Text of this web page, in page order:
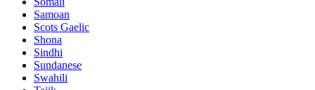
Samoan
Scots Gaelic
Shona
Sindhi
Sundanese
Swahili